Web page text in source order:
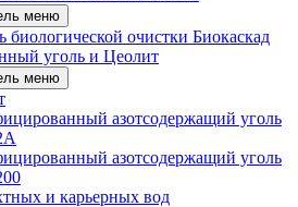
меню
биологической очистки Биокаскад
уголь и Цеолит
меню
азотсодержащий уголь
азотсодержащий уголь
и карьерных вод